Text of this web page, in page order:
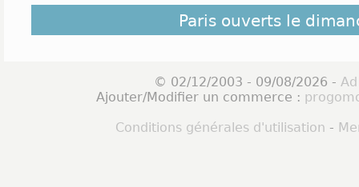
Paris ouverts le
© 02/12/2003 - 09/08/2026 -
Ajouter/Modifier un commerce :
Conditions générales d'utilisation -